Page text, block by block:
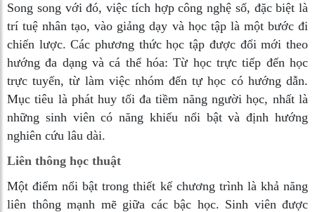
Song song với đó, việc tích hợp công nghệ số, đặc biệt là
trí tuệ nhân tạo, vào giảng dạy và học tập là một bước đi
chiến lược. Các phương thức học tập được đổi mới theo
hướng đa dạng và cá thể hóa: Từ học trực tiếp đến học
trực tuyến, từ làm việc nhóm đến tự học có hướng dẫn.
Mục tiêu là phát huy tối đa tiềm năng người học, nhất là
những sinh viên có năng khiếu nổi bật và định hướng
nghiên cứu lâu dài.
Liên thông học thuật
Một điểm nổi bật trong thiết kế chương trình là khả năng
liên thông mạnh mẽ giữa các bậc học. Sinh viên được